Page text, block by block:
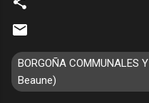
BORGOÑA COMMUNALES
Beaune)